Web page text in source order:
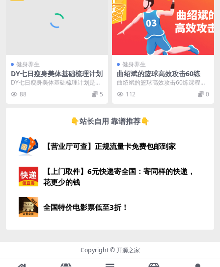
健身养生
DY七日瘦身美体基础梳理计划
DY七日瘦身美体基础梳理计划是一
项专为提升身体健康和美体效果而
设计的课程。通过综...
88 5
健身养生
曲绍斌的篮球高效攻击60练
曲绍斌的篮球高效攻击60练课程旨
在帮助学员提升篮球进攻技巧和战
术意识。通过60种...
112 0
👇站长自用 靠谱推荐👇
【营业厅可查】正规流量卡免费包邮到家
【上门取件】6元快递寄全国：寄同样的快递，
花更少的钱
全国特价电影票低至3折！
Copyright © 开源之家